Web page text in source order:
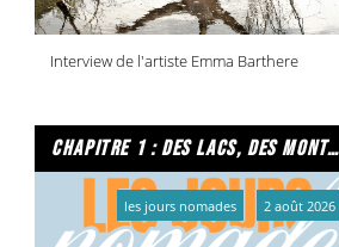
Interview de l'artiste Emma Barthere
chapitre 1 : des lacs, des montagnes et due caffe per favore
les jours nomades 2 août 2026